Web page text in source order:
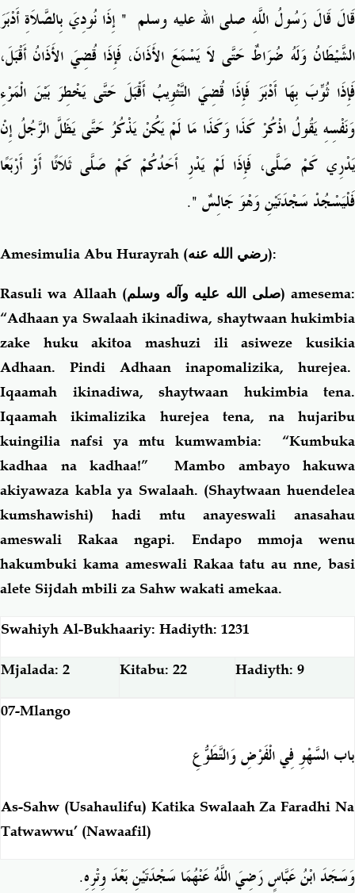
قَالَ قَالَ رَسُولُ اللَّهِ صلى الله عليه وسلم ‏ " ‏ إِذَا نُودِيَ بِالصَّلاَةِ أَدْبَرَ
الشَّيْطَانُ وَلَهُ ضُرَاطٌ حَتَّى لاَ يَسْمَعَ الأَذَانَ، فَإِذَا قُضِيَ الأَذَانُ أَقْبَلَ،
فَإِذَا ثُوِّبَ بِهَا أَدْبَرَ فَإِذَا قُضِيَ التَّثْوِيبُ أَقْبَلَ حَتَّى يَخْطِرَ بَيْنَ الْمَرْءِ
وَنَفْسِهِ يَقُولُ اذْكُرْ كَذَا وَكَذَا مَا لَمْ يَكُنْ يَذْكُرُ حَتَّى يَظَلَّ الرَّجُلُ إِنْ
يَدْرِي كَمْ صَلَّى، فَإِذَا لَمْ يَدْرِ أَحَدُكُمْ كَمْ صَلَّى ثَلاَثًا أَوْ أَرْبَعًا
فَلْيَسْجُدْ سَجْدَتَيْنِ وَهْوَ جَالِسٌ ‏"
‏‏.‏
Amesimulia Abu Hurayrah (رضي الله عنه):
Rasuli wa Allaah (صلى الله عليه وآله وسلم) amesema:
“Adhaan ya Swalaah ikinadiwa, shaytwaan hukimbia
zake huku akitoa mashuzi ili asiweze kusikia
Adhaan. Pindi Adhaan inapomalizika, hurejea.
Iqaamah ikinadiwa, shaytwaan hukimbia tena.
Iqaamah ikimalizika hurejea tena, na hujaribu
kuingilia nafsi ya mtu kumwambia: “Kumbuka
kadhaa na kadhaa!” Mambo ambayo hakuwa
akiyawaza kabla ya Swalaah. (Shaytwaan huendelea
kumshawishi) hadi mtu anayeswali anasahau
ameswali Rakaa ngapi. Endapo mmoja wenu
hakumbuki kama ameswali Rakaa tatu au nne, basi
alete Sijdah mbili za Sahw wakati amekaa.
Swahiyh Al-Bukhaariy: Hadiyth: 1231
Mjalada: 2 Kitabu: 22 Hadiyth: 9
07-Mlango
باب السَّهْوِ فِي الْفَرْضِ وَالتَّطَوُّعِ
As-Sahw (Usahaulifu) Katika Swalaah Za Faradhi Na
Tatwawwu’ (Nawaafil)
وَسَجَدَ ابْنُ عَبَّاسٍ رَضِيَ اللَّهُ عَنْهُمَا سَجْدَتَيْنِ بَعْدَ وِتْرِهِ.